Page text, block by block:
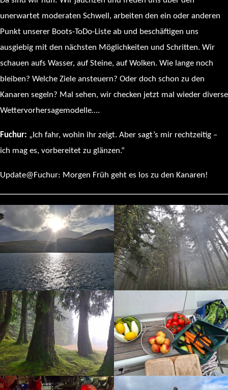
unerwartet moderaten Schwell, arbeiten den ein oder anderen
Punkt unserer Boots-ToDo-Liste ab und beschäftigen uns
ausgiebig mit den nächsten Möglichkeiten und Schritten. Wir
schauen aufs Wasser, auf Steine, auf Wolken. Wie lange noch
bleiben? Welche Ziele ansteuern? Oder doch schon zu den
Kanaren segeln? Mal sehen, wir checken jetzt mal wieder diverse
Wettervorhersagemodelle….
Fuchur: „Ich fahr, wohin ihr zeigt. Aber sagt’s mir rechtzeitig –
ich mag es, vorbereitet zu glänzen.“
Update@Fuchur: Morgen Früh geht es los zu den Kanaren!